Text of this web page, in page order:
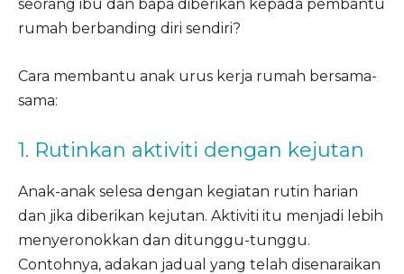
seorang ibu dan bapa diberikan kepada pembantu
rumah berbanding diri sendiri?
Cara membantu anak urus kerja rumah bersama-
sama:
1. Rutinkan aktiviti dengan kejutan
Anak-anak selesa dengan kegiatan rutin harian
dan jika diberikan kejutan. Aktiviti itu menjadi lebih
menyeronokkan dan ditunggu-tunggu.
Contohnya, adakan jadual yang telah disenaraikan